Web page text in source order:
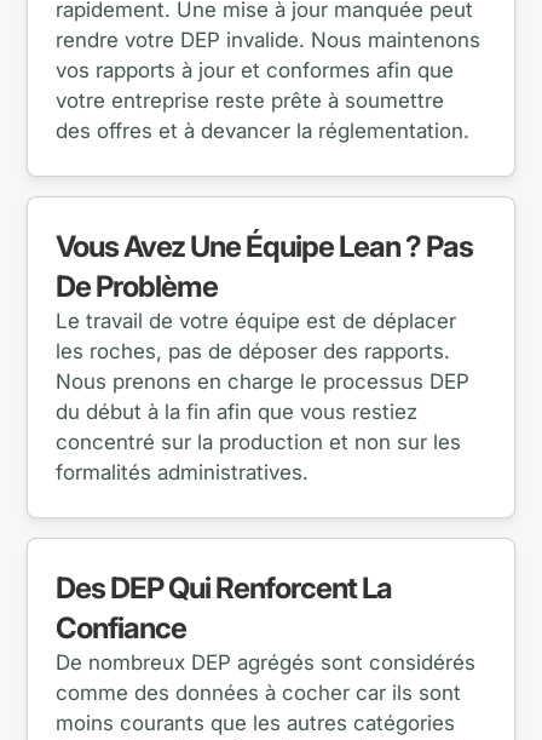
rapidement. Une mise à jour manquée peut
rendre votre DEP invalide. Nous maintenons
vos rapports à jour et conformes afin que
votre entreprise reste prête à soumettre
des offres et à devancer la réglementation.
Vous Avez Une Équipe Lean ? Pas
De Problème
Le travail de votre équipe est de déplacer
les roches, pas de déposer des rapports.
Nous prenons en charge le processus DEP
du début à la fin afin que vous restiez
concentré sur la production et non sur les
formalités administratives.
Des DEP Qui Renforcent La
Confiance
De nombreux DEP agrégés sont considérés
comme des données à cocher car ils sont
moins courants que les autres catégories